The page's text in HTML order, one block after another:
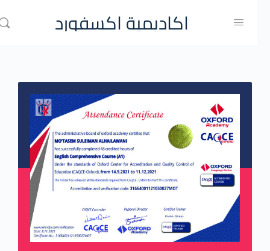
اكاديمية اكسفورد